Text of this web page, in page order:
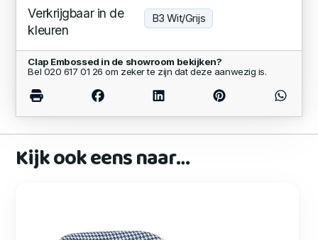
Verkrijgbaar in de
kleuren
B3 Wit/Grijs
Clap Embossed in de showroom bekijken?
Bel 020 617 01 26 om zeker te zijn dat deze aanwezig is.
Kijk ook eens naar…